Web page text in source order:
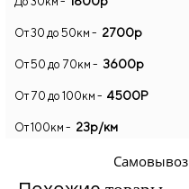
От 30 до 50км - 2700р
От 50 до 70км - 3600р
От 70 до 100км - 4500Р
От 100км - 23р/км
Самовывоз